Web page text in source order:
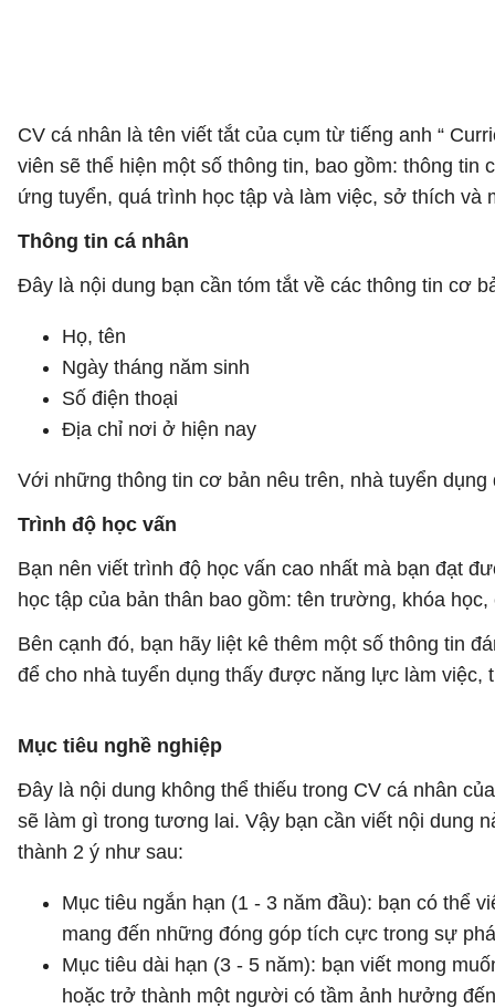
CV cá nhân là tên viết tắt của cụm từ tiếng anh “
viên sẽ thể hiện một số thông tin, bao gồm: thông tin
ứng tuyển, quá trình học tập và làm việc, sở thích và
Thông tin cá nhân
Đây là nội dung bạn cần tóm tắt về các thông tin cơ
Họ, tên
Ngày tháng năm sinh
Số điện thoại
Địa chỉ nơi ở hiện nay
Với những thông tin cơ bản nêu trên, nhà tuyển
Trình độ học vấn
Bạn nên viết trình độ học vấn cao nhất mà bạn đạt
học tập của bản thân bao gồm: tên trường, khóa
Bên cạnh đó, bạn hãy liệt kê thêm một số thông tin
để cho nhà tuyển dụng thấy được năng lực làm việc,
Mục tiêu nghề nghiệp
Đây là nội dung không thể thiếu trong CV cá nhân
sẽ làm gì trong tương lai. Vậy bạn cần viết nội dung
thành 2 ý như sau:
Mục tiêu ngắn hạn (1 - 3 năm đầu): bạn có thể
mang đến những đóng góp tích cực trong sự
Mục tiêu dài hạn (3 - 5 năm): bạn viết mong
hoặc trở thành một người có tầm ảnh hưởng